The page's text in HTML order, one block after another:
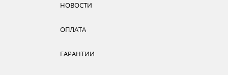
НОВОСТИ
ОПЛАТА
ГАРАНТИИ